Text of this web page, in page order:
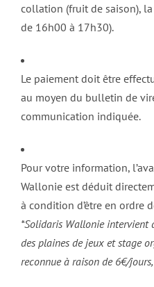
collation (fruit de saison),
de 16h00 à 17h30).
Le paiement doit être
au moyen du bulletin de
communication indiquée.
Pour votre information,
Wallonie est déduit
à condition d’être en ordre
*Solidaris Wallonie intervient
des plaines de jeux et stage
reconnue à raison de 6€/